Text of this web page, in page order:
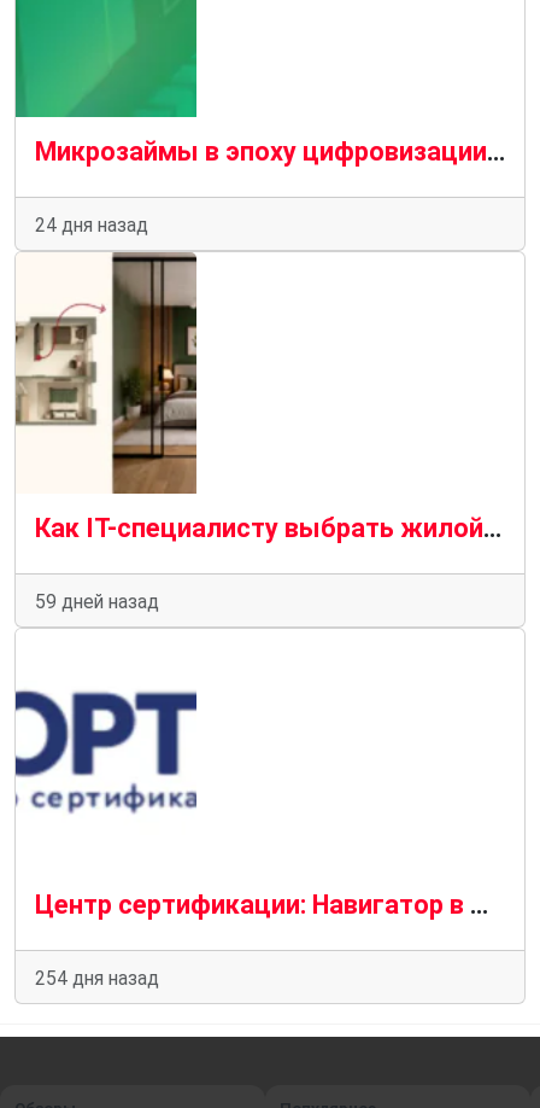
Микрозаймы в эпоху цифровизации: когда код и срочные деньги пересекаются
24 дня назад
Как IT-специалисту выбрать жилой комплекс: от электрики до тишины
59 дней назад
Центр сертификации: Навигатор в мире легального рынка
254 дня назад